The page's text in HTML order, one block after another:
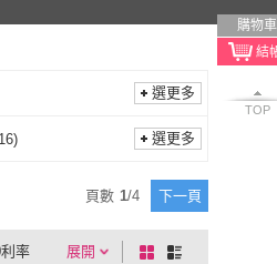
購物車
TOP
選更多
16) 選更多
頁數 1/4 下一頁
展開
率
棋